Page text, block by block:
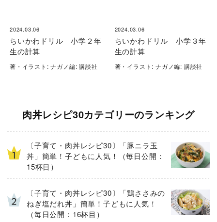
2024.03.06
ちいかわドリル 小学２年
生の計算
著・イラスト: ナガノ編: 講談社
2024.03.06
ちいかわドリル 小学３年
生の計算
著・イラスト: ナガノ編: 講談社
肉丼レシピ30カテゴリーのランキング
〔子育て・肉丼レシピ30〕「豚ニラ玉
丼」簡単！子どもに人気！（毎日公開：
15杯目）
〔子育て・肉丼レシピ30〕「鶏ささみの
ねぎ塩だれ丼」簡単！子どもに人気！
（毎日公開：16杯目）